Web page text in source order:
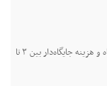
یزدفردا؛ سخنگوی دولت: «هزینه حمل هر لیتر بنزین تا جایگاه و هزینه جایگاه‌دار بین ۳ تا